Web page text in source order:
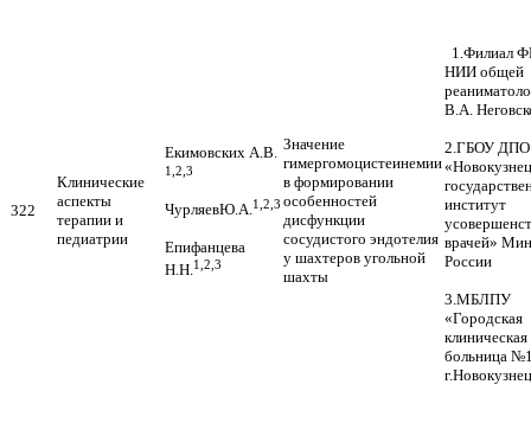
322
Клинические
аспекты
терапии и
педиатрии
Екимовских А.В.
1,2,3
ЧурляевЮ.А. 1,2,3
Епифанцева
Н.Н.1,2,3
Значение
гимергомоцистеинемии
в формировании
особенностей
дисфункции
сосудистого эндотелия
у шахтеров угольной
шахты
1.Филиал
НИИ общей
В.А.
2.ГБОУ ДПО
институт
врачей»
России
3.МБЛПУ
«Городская
клиническая
больница